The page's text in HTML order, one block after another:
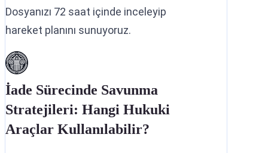
Dosyanızı 72 saat içinde inceleyip
hareket planını sunuyoruz.
İade Sürecinde Savunma
Stratejileri: Hangi Hukuki
Araçlar Kullanılabilir?